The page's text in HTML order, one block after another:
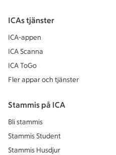
ICAs tjänster
ICA-appen
ICA Scanna
ICA ToGo
Fler appar och tjänster
Stammis på ICA
Bli stammis
Stammis Student
Stammis Husdjur